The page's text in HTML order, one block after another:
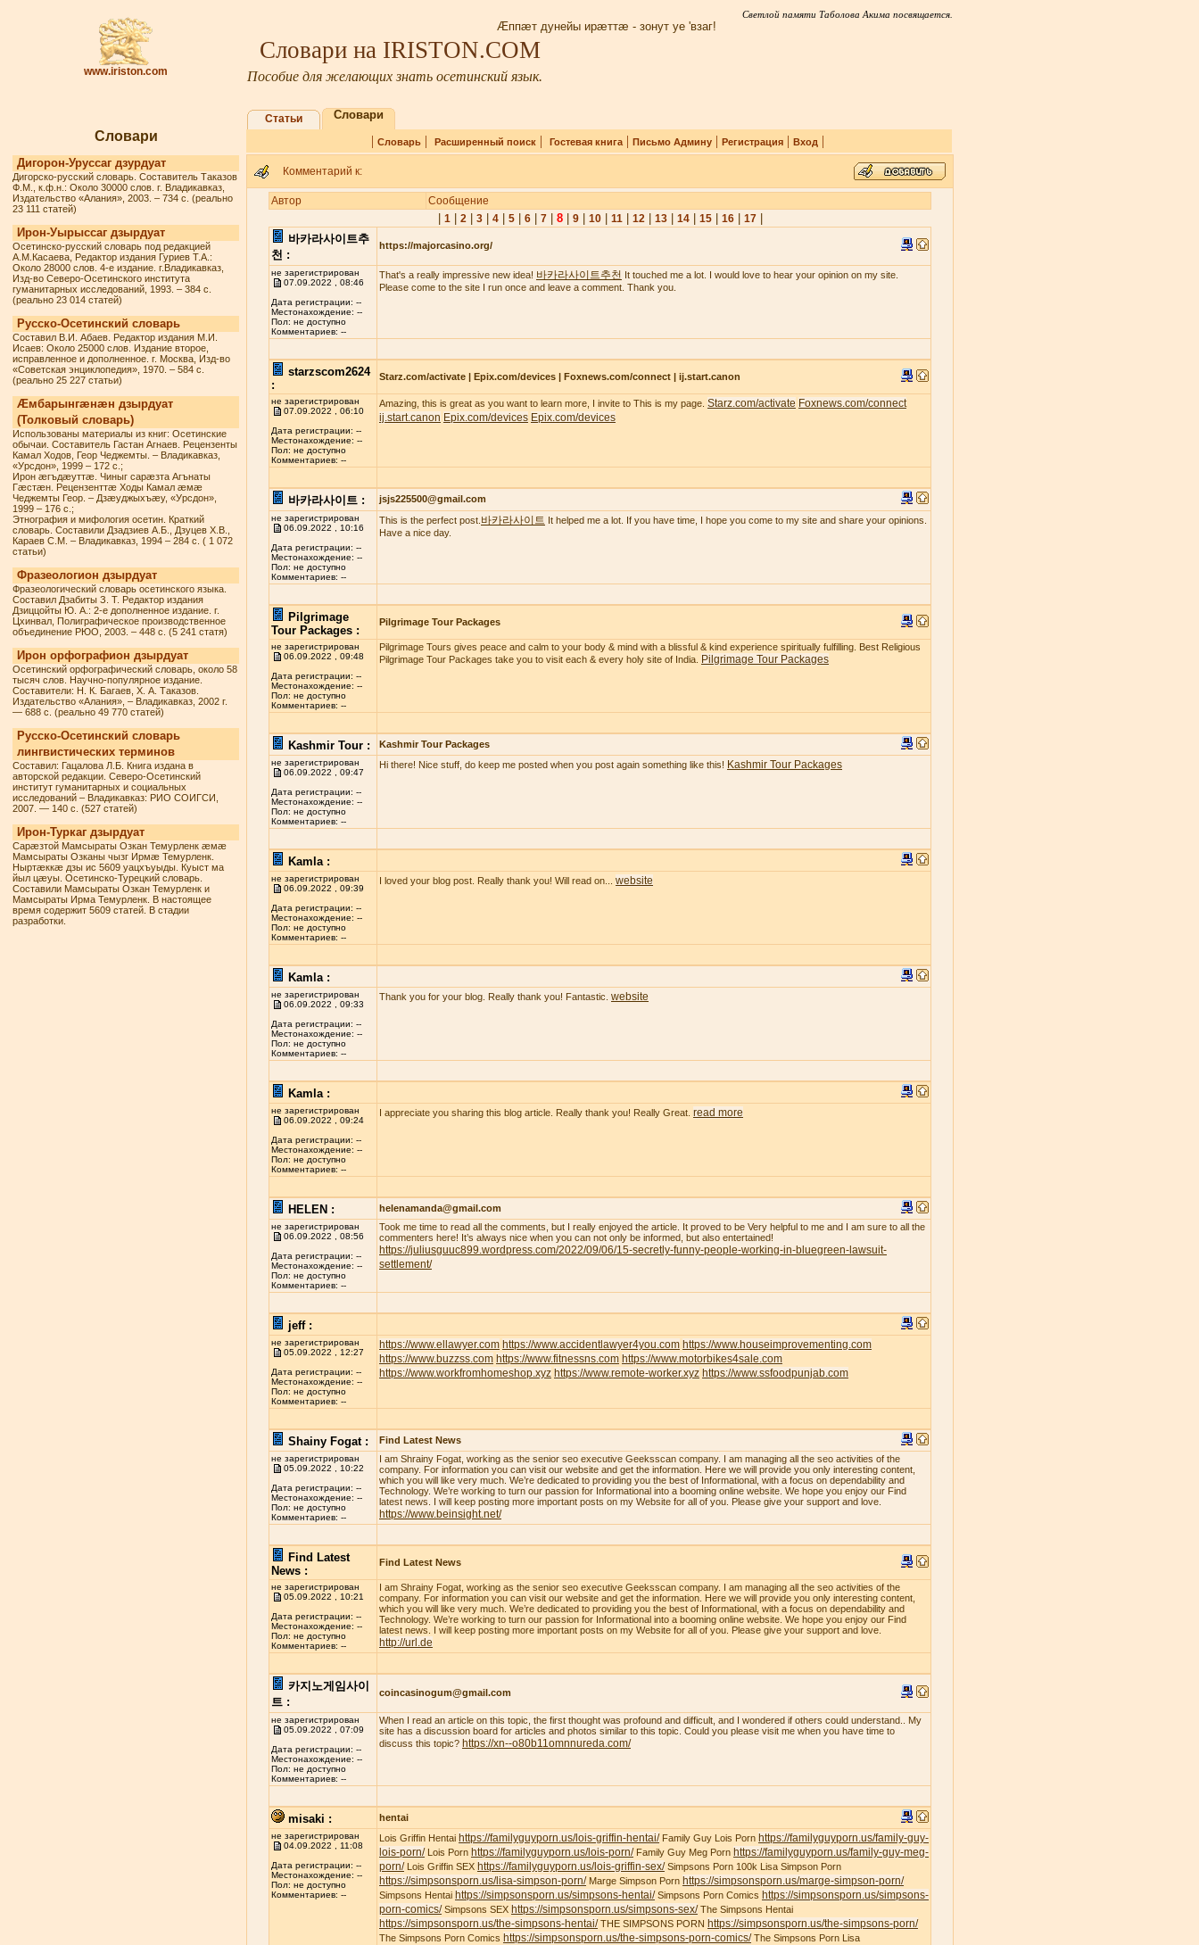
www.iriston.com
Светлой памяти Таболова Акима посвящается.
Æппæт дунейы ирæттæ - зонут уе 'взаг!
Словари на IRISTON.COM
Пособие для желающих знать осетинский язык.
Словари
Дигорон-Уруссаг дзурдуат
Дигорско-русский словарь. Составитель Таказов
Ф.М., к.ф.н.: Около 30000 слов. г. Владикавказ,
Издательство «Алания», 2003. – 734 с. (реально
23 111 статей)
Ирон-Уырыссаг дзырдуат
Осетинско-русский словарь под редакцией
А.М.Касаева, Редактор издания Гуриев Т.А.:
Около 28000 слов. 4-е издание. г.Владикавказ,
Изд-во Северо-Осетинского института
гуманитарных исследований, 1993. – 384 с.
(реально 23 014 статей)
Русско-Осетинский словарь
Составил В.И. Абаев. Редактор издания М.И.
Исаев: Около 25000 слов. Издание второе,
исправленное и дополненное. г. Москва, Изд-во
«Советская энциклопедия», 1970. – 584 с.
(реально 25 227 статьи)
Æмбарынгæнæн дзырдуат
(Толковый словарь)
Использованы материалы из книг: Осетинские
обычаи. Составитель Гастан Агнаев. Рецензенты
Камал Ходов, Геор Чеджемты. – Владикавказ,
«Урсдон», 1999 – 172 с.;
Ирон æгъдæуттæ. Чиныг сарæзта Агънаты
Гæстæн. Рецензенттæ Ходы Камал æмæ
Чеджемты Геор. – Дзæуджыхъæу, «Урсдон»,
1999 – 176 с.;
Этнография и мифология осетин. Краткий
словарь. Составили Дзадзиев А.Б., Дзуцев Х.В.,
Караев С.М. – Владикавказ, 1994 – 284 с. ( 1 072
статьи)
Фразеологион дзырдуат
Фразеологический словарь осетинского языка.
Составил Дзабиты З. Т. Редактор издания
Дзиццойты Ю. А.: 2-е дополненное издание. г.
Цхинвал, Полиграфическое производственное
объединение РЮО, 2003. – 448 с. (5 241 статя)
Ирон орфографион дзырдуат
Осетинский орфографический словарь, около 58
тысяч слов. Научно-популярное издание.
Составители: Н. К. Багаев, Х. А. Таказов.
Издательство «Алания», – Владикавказ, 2002 г.
— 688 с. (реально 49 770 статей)
Русско-Осетинский словарь
лингвистических терминов
Составил: Гацалова Л.Б. Книга издана в
авторской редакции. Северо-Осетинский
институт гуманитарных и социальных
исследований – Владикавказ: РИО СОИГСИ,
2007. — 140 с. (527 статей)
Ирон-Туркаг дзырдуат
Сарæзтой Мамсыраты Озкан Темурленк æмæ
Мамсыраты Озканы чызг Ирмæ Темурленк.
Ныртæккæ дзы ис 5609 уацхъуыды. Куыст ма
йыл цæуы. Осетинско-Турецкий словарь.
Составили Мамсыраты Озкан Темурленк и
Мамсыраты Ирма Темурленк. В настоящее
время содержит 5609 статей. В стадии
разработки.
Статьи Словари
| Словарь| Расширенный поиск| Гостевая книга| Письмо Админу| Регистрация| Вход |
Комментарий к:
Автор Сообщение
1| 2| 3| 4| 5| 6| 7| 8| 9| 10| 11| 12| 13| 14| 15| 16| 17|
바카라사이트추
천 :
https://majorcasino.org/
не зарегистрирован
07.09.2022 , 08:46
Дата регистрации: --
Местонахождение: --
Пол: не доступно
Комментариев: --
That's a really impressive new idea! 바카라사이트추천 It touched me a lot. I would love to hear your opinion on my site.
Please come to the site I run once and leave a comment. Thank you.
starzscom2624
:
Starz.com/activate | Epix.com/devices | Foxnews.com/connect | ij.start.canon
не зарегистрирован
07.09.2022 , 06:10
Дата регистрации: --
Местонахождение: --
Пол: не доступно
Комментариев: --
Amazing, this is great as you want to learn more, I invite to This is my page. Starz.com/activate Foxnews.com/connect
ij.start.canon Epix.com/devices Epix.com/devices
바카라사이트 : jsjs225500@gmail.com
не зарегистрирован
06.09.2022 , 10:16
Дата регистрации: --
Местонахождение: --
Пол: не доступно
Комментариев: --
This is the perfect post. 바카라사이트 It helped me a lot. If you have time, I hope you come to my site and share your opinions.
Have a nice day.
Pilgrimage
Tour Packages :
Pilgrimage Tour Packages
не зарегистрирован
06.09.2022 , 09:48
Дата регистрации: --
Местонахождение: --
Пол: не доступно
Комментариев: --
Pilgrimage Tours gives peace and calm to your body & mind with a blissful & kind experience spiritually fulfilling. Best Religious
Pilgrimage Tour Packages take you to visit each & every holy site of India.
Pilgrimage Tour Packages
Kashmir Tour : Kashmir Tour Packages
не зарегистрирован
06.09.2022 , 09:47
Дата регистрации: --
Местонахождение: --
Пол: не доступно
Комментариев: --
Hi there! Nice stuff, do keep me posted when you post again something like this! Kashmir Tour Packages
Kamla :
не зарегистрирован
06.09.2022 , 09:39
Дата регистрации: --
Местонахождение: --
Пол: не доступно
Комментариев: --
I loved your blog post. Really thank you! Will read on... website
Kamla :
не зарегистрирован
06.09.2022 , 09:33
Дата регистрации: --
Местонахождение: --
Пол: не доступно
Комментариев: --
Thank you for your blog. Really thank you! Fantastic. website
Kamla :
не зарегистрирован
06.09.2022 , 09:24
Дата регистрации: --
Местонахождение: --
Пол: не доступно
Комментариев: --
I appreciate you sharing this blog article. Really thank you! Really Great. read more
HELEN : helenamanda@gmail.com
не зарегистрирован
06.09.2022 , 08:56
Дата регистрации: --
Местонахождение: --
Пол: не доступно
Комментариев: --
Took me time to read all the comments, but I really enjoyed the article. It proved to be Very helpful to me and I am sure to all the
commenters here! It’s always nice when you can not only be informed, but also entertained!
https://juliusguuc899.wordpress.com/2022/09/06/15-secretly-funny-people-working-in-bluegreen-lawsuit-
settlement/
jeff :
не зарегистрирован
05.09.2022 , 12:27
Дата регистрации: --
Местонахождение: --
Пол: не доступно
Комментариев: --
https://www.ellawyer.com https://www.accidentlawyer4you.com https://www.houseimprovementing.com
https://www.buzzss.com https://www.fitnessns.com https://www.motorbikes4sale.com
https://www.workfromhomeshop.xyz https://www.remote-worker.xyz https://www.ssfoodpunjab.com
Shainy Fogat : Find Latest News
не зарегистрирован
05.09.2022 , 10:22
Дата регистрации: --
Местонахождение: --
Пол: не доступно
Комментариев: --
I am Shrainy Fogat, working as the senior seo executive Geeksscan company. I am managing all the seo activities of the
company. For information you can visit our website and get the information. Here we will provide you only interesting content,
which you will like very much. We’re dedicated to providing you the best of Informational, with a focus on dependability and
Technology. We’re working to turn our passion for Informational into a booming online website. We hope you enjoy our Find
latest news. I will keep posting more important posts on my Website for all of you. Please give your support and love.
https://www.beinsight.net/
Find Latest
News :
Find Latest News
не зарегистрирован
05.09.2022 , 10:21
Дата регистрации: --
Местонахождение: --
Пол: не доступно
Комментариев: --
I am Shrainy Fogat, working as the senior seo executive Geeksscan company. I am managing all the seo activities of the
company. For information you can visit our website and get the information. Here we will provide you only interesting content,
which you will like very much. We’re dedicated to providing you the best of Informational, with a focus on dependability and
Technology. We’re working to turn our passion for Informational into a booming online website. We hope you enjoy our Find
latest news. I will keep posting more important posts on my Website for all of you. Please give your support and love.
http://url.de
카지노게임사이
트 :
coincasinogum@gmail.com
не зарегистрирован
05.09.2022 , 07:09
Дата регистрации: --
Местонахождение: --
Пол: не доступно
Комментариев: --
When I read an article on this topic, the first thought was profound and difficult, and I wondered if others could understand.. My
site has a discussion board for articles and photos similar to this topic. Could you please visit me when you have time to
discuss this topic? https://xn--o80b11omnnureda.com/
misaki : hentai
не зарегистрирован
04.09.2022 , 11:08
Дата регистрации: --
Местонахождение: --
Пол: не доступно
Комментариев: --
Lois Griffin Hentai https://familyguyporn.us/lois-griffin-hentai/Family Guy Lois Porn https://familyguyporn.us/family-guy-
lois-porn/Lois Porn https://familyguyporn.us/lois-porn/Family Guy Meg Porn https://familyguyporn.us/family-guy-meg-
porn/Lois Griffin SEX https://familyguyporn.us/lois-griffin-sex/Simpsons Porn 100k Lisa Simpson Porn
https://simpsonsporn.us/lisa-simpson-porn/Marge Simpson Porn https://simpsonsporn.us/marge-simpson-porn/
Simpsons Hentai https://simpsonsporn.us/simpsons-hentai/Simpsons Porn Comics https://simpsonsporn.us/simpsons-
porn-comics/Simpsons SEX https://simpsonsporn.us/simpsons-sex/The Simpsons Hentai
https://simpsonsporn.us/the-simpsons-hentai/THE SIMPSONS PORN https://simpsonsporn.us/the-simpsons-porn/
The Simpsons Porn Comics https://simpsonsporn.us/the-simpsons-porn-comics/The Simpsons Porn Lisa